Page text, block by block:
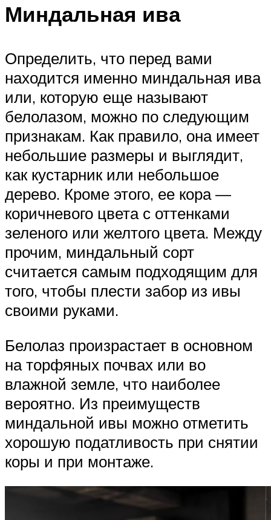
Миндальная ива
Определить, что перед вами
находится именно миндальная ива
или, которую еще называют
белолазом, можно по следующим
признакам. Как правило, она имеет
небольшие размеры и выглядит,
как кустарник или небольшое
дерево. Кроме этого, ее кора —
коричневого цвета с оттенками
зеленого или желтого цвета. Между
прочим, миндальный сорт
считается самым подходящим для
того, чтобы плести забор из ивы
своими руками.
Белолаз произрастает в основном
на торфяных почвах или во
влажной земле, что наиболее
вероятно. Из преимуществ
миндальной ивы можно отметить
хорошую податливость при снятии
коры и при монтаже.